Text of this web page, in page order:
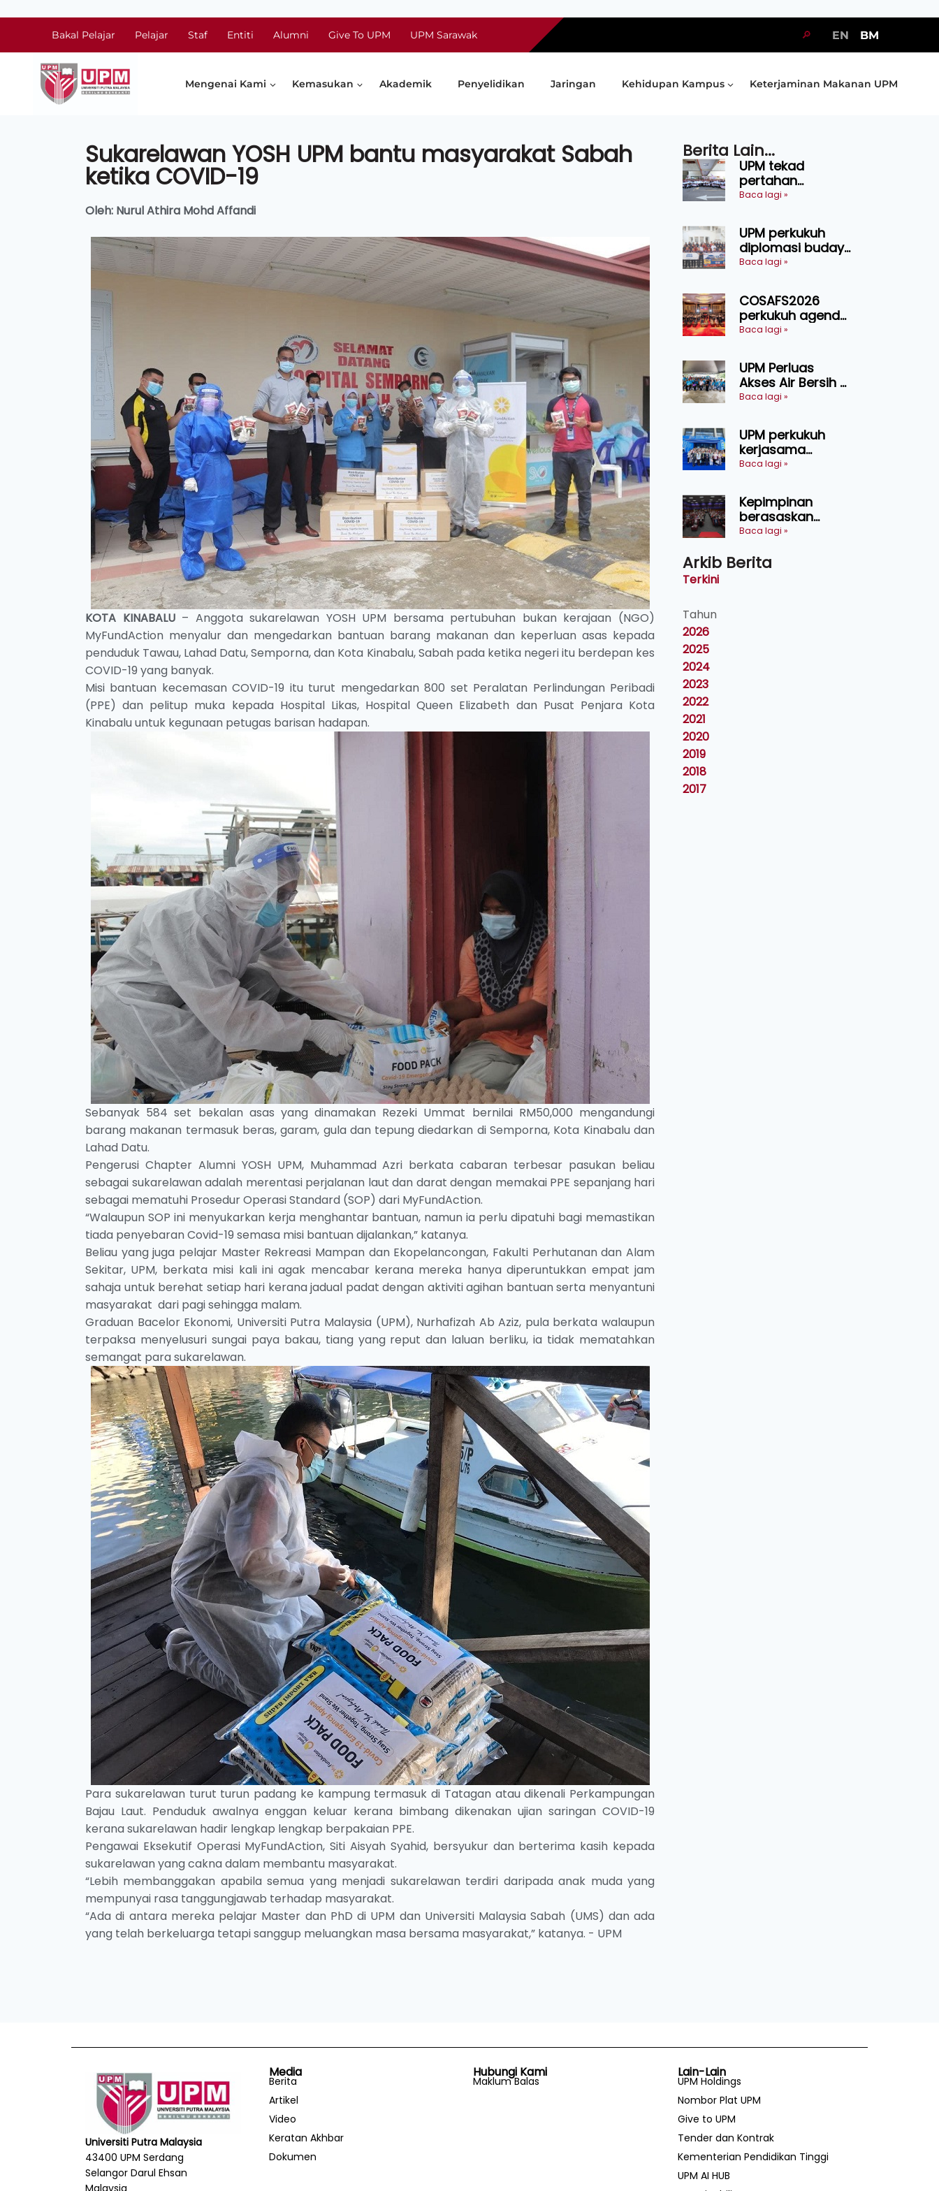
Bakal Pelajar Pelajar Staf Entiti Alumni Give To UPM UPM Sarawak 🔎 EN BM
Mengenai Kami Kemasukan Akademik Penyelidikan Jaringan Kehidupan Kampus Keterjaminan Makanan UPM
Sukarelawan YOSH UPM bantu masyarakat Sabah
ketika COVID-19
Oleh: Nurul Athira Mohd Affandi
KOTA KINABALU– Anggota sukarelawan YOSH UPM bersama pertubuhan bukan kerajaan (NGO)
MyFundAction menyalur dan mengedarkan bantuan barang makanan dan keperluan asas kepada
penduduk Tawau, Lahad Datu, Semporna, dan Kota Kinabalu, Sabah pada ketika negeri itu berdepan kes
COVID-19 yang banyak.
Misi bantuan kecemasan COVID-19 itu turut mengedarkan 800 set Peralatan Perlindungan Peribadi
(PPE) dan pelitup muka kepada Hospital Likas, Hospital Queen Elizabeth dan Pusat Penjara Kota
Kinabalu untuk kegunaan petugas barisan hadapan.
Sebanyak 584 set bekalan asas yang dinamakan Rezeki Ummat bernilai RM50,000 mengandungi
barang makanan termasuk beras, garam, gula dan tepung diedarkan di Semporna, Kota Kinabalu dan
Lahad Datu.
Pengerusi Chapter Alumni YOSH UPM, Muhammad Azri berkata cabaran terbesar pasukan beliau
sebagai sukarelawan adalah merentasi perjalanan laut dan darat dengan memakai PPE sepanjang hari
sebagai mematuhi Prosedur Operasi Standard (SOP) dari MyFundAction.
“Walaupun SOP ini menyukarkan kerja menghantar bantuan, namun ia perlu dipatuhi bagi memastikan
tiada penyebaran Covid-19 semasa misi bantuan dijalankan,” katanya.
Beliau yang juga pelajar Master Rekreasi Mampan dan Ekopelancongan, Fakulti Perhutanan dan Alam
Sekitar, UPM, berkata misi kali ini agak mencabar kerana mereka hanya diperuntukkan empat jam
sahaja untuk berehat setiap hari kerana jadual padat dengan aktiviti agihan bantuan serta menyantuni
masyarakat dari pagi sehingga malam.
Graduan Bacelor Ekonomi, Universiti Putra Malaysia (UPM), Nurhafizah Ab Aziz, pula berkata walaupun
terpaksa menyelusuri sungai paya bakau, tiang yang reput dan laluan berliku, ia tidak mematahkan
semangat para sukarelawan.
Para sukarelawan turut turun padang ke kampung termasuk di Tatagan atau dikenali Perkampungan
Bajau Laut. Penduduk awalnya enggan keluar kerana bimbang dikenakan ujian saringan COVID-19
kerana sukarelawan hadir lengkap lengkap berpakaian PPE.
Pengawai Eksekutif Operasi MyFundAction, Siti Aisyah Syahid, bersyukur dan berterima kasih kepada
sukarelawan yang cakna dalam membantu masyarakat.
“Lebih membanggakan apabila semua yang menjadi sukarelawan terdiri daripada anak muda yang
mempunyai rasa tanggungjawab terhadap masyarakat.
“Ada di antara mereka pelajar Master dan PhD di UPM dan Universiti Malaysia Sabah (UMS) dan ada
yang telah berkeluarga tetapi sanggup meluangkan masa bersama masyarakat,” katanya. - UPM
Berita Lain...
UPM tekad
pertahan
kejuaraan SUKUM
pingat emas
Baca lagi »
UPM perkukuh
diplomasi budaya
Malaysia-
Narasi Nusantara
Baca lagi »
COSAFS2026
perkukuh agenda
keselamatan
AgriHub pacu
transformasi
pertanian
Sarawak
Baca lagi »
UPM Perluas
Akses Air Bersih di
31 Kediaman
Chini
Baca lagi »
UPM perkukuh
kerjasama
pendidikan pintar
lawatan rasmi ke
China
Baca lagi »
Kepimpinan
berasaskan
kepercayaan
kecemerlangan
Baca lagi »
Arkib Berita
Terkini
Tahun
2026
2025
2024
2023
2022
2021
2020
2019
2018
2017
Universiti Putra Malaysia
43400 UPM Serdang
Selangor Darul Ehsan
Media
Berita
Artikel
Video
Keratan Akhbar
Dokumen
Hubungi Kami
Maklum Balas
Lain-Lain
UPM Holdings
Nombor Plat UPM
Give to UPM
Tender dan Kontrak
Kementerian Pendidikan Tinggi
UPM AI HUB